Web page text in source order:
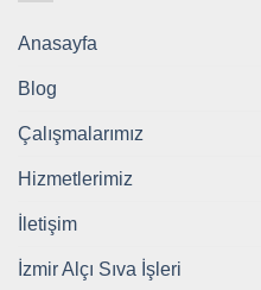
Anasayfa
Blog
Çalışmalarımız
Hizmetlerimiz
İletişim
İzmir Alçı Sıva İşleri